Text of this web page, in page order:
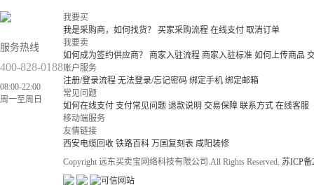
服务热线
400-828-0188
08:00-22:00
周一至周日
我要买
我是采购商，如何找货？
买家采购流程 在线支付 取消订单
我要卖
如何成为签约供应商？
商家入驻流程 商家入驻标准 如何上传商品
账户服务
注册/登录流程 无法登录/忘记密码 绑定手机 绑定邮箱
常见问题
如何在线支付 支付常见问题 退款说明 交易保障 联系方式 在线客服
移动端服务
友情链接
西安电缆回收 铁路百科 万国复刻表 咸阳装修
Copyright 远东买卖宝网络科技有限公司.All Rights Reserved. 苏ICP备